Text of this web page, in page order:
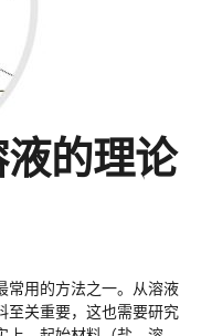
的理论
常用的方法之一。从溶液
至关重要，这也需要研究